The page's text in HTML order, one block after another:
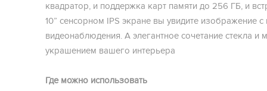
квадратор, и поддержка карт памяти до 256 ГБ, и
10” сенсорном IPS экране вы увидите изображение
видеонаблюдения. А элегантное сочетание стекла и
украшением вашего интерьера
Где можно использовать